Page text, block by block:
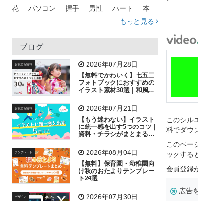
花 パソコン 握手 男性 ハート 本
トラック 木
吹き出し
飛行機 グラフ ビル 魚 家族 書類
歩く 工場 会社 太陽 キラキラ
子供 作業員 相談 ピクトグラム
もっと見る
ブログ
お役立ち情報 2026年07月28日
【無料でかわいく】七五三
フォトブックにおすすめの
イラスト素材30選｜和風の
お役立ち情報 2026年07月21日
【もう迷わない】イラスト
に統一感を出す5つのコツ｜
資料・チラシがまとまるフ
テンプレート 2026年08月04日
【無料】保育園・幼稚園向
け秋のおたよりテンプレー
ト24選
デザイン 2026年07月30日
このシル
料でダウ
このペー
ックする
会員登録
広告